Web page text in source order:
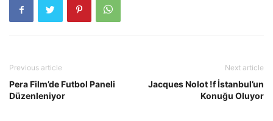
Previous article
Pera Film’de Futbol Paneli
Düzenleniyor
Next article
Jacques Nolot !f İstanbul’un
Konuğu Oluyor